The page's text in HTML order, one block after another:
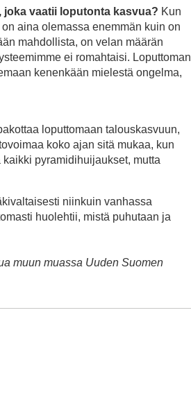
joka vaatii loputonta kasvua? Kun
aina olemassa enemmän kuin on
mahdollista, on velan määrän
ei romahtaisi. Loputtoman
kenenkään mielestä ongelma,
loputtomaan talouskasvuun,
koko ajan sitä mukaa, kun
pyramidihuijaukset, mutta
niinkuin vanhassa
huolehtii, mistä puhutaan ja
muun muassa Uuden Suomen